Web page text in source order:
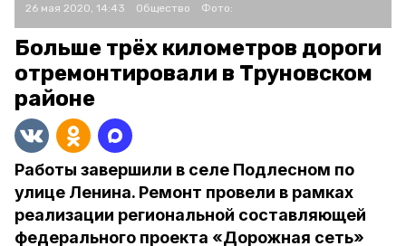
26 мая 2020, 14:43 Общество Фото:
Больше трёх километров дороги
отремонтировали в Труновском
районе
Работы завершили в селе Подлесном по
улице Ленина. Ремонт провели в рамках
реализации региональной составляющей
федерального проекта «Дорожная сеть»